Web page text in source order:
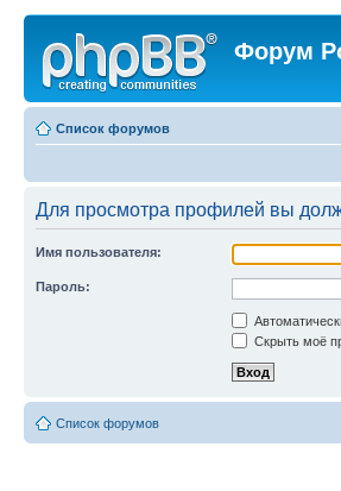
Форум
Список форумов
Для просмотра профилей вы
Имя пользователя:
Пароль:
Скрыть моё
Список форумов